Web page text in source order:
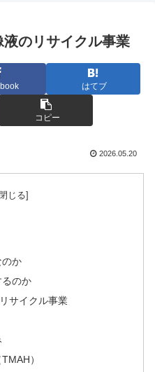
のリサイクル事業
はてブ
コピー
2026.05.20
か
のか
サイクル事業
）